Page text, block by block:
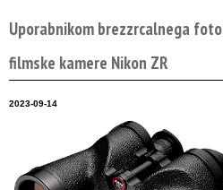
Uporabnikom brezzrcalnega
filmske kamere Nikon ZR
2023-09-14